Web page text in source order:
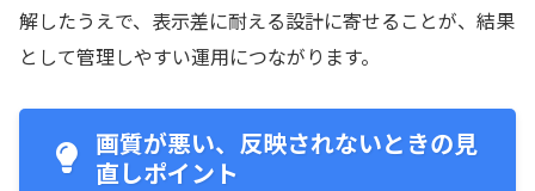
解したうえで、表示差に耐える設計に寄せることが、結果
として管理しやすい運用につながります。
画質が悪い、反映されないときの見
直しポイント